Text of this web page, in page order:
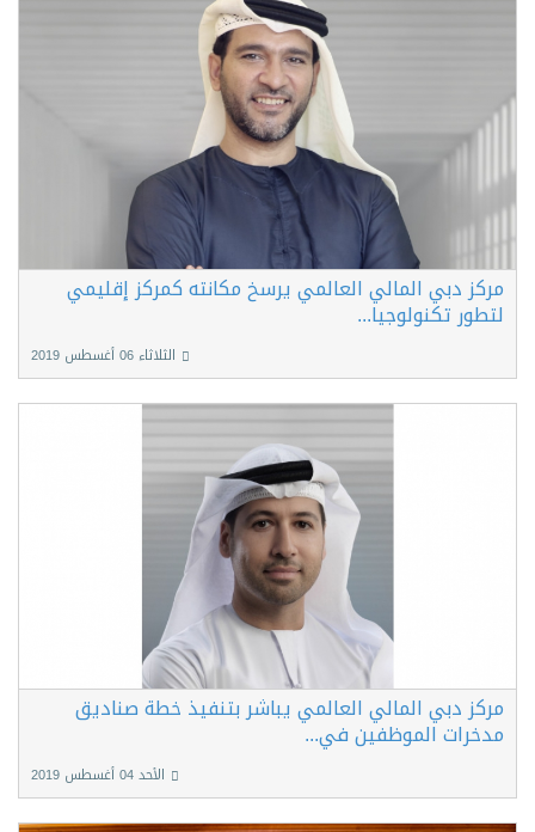
مركز دبي المالي العالمي يرسخ مكانته كمركز إقليمي
لتطور تكنولوجيا...
الثلاثاء 06 أغسطس 2019
مركز دبي المالي العالمي يباشر بتنفيذ خطة صناديق
مدخرات الموظفين في...
الأحد 04 أغسطس 2019